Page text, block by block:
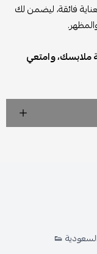
فائقة، ليضمن لك
ملابسك، وامتعي
👟